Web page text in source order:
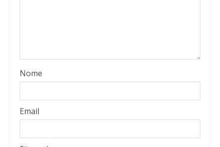
Nome
Email